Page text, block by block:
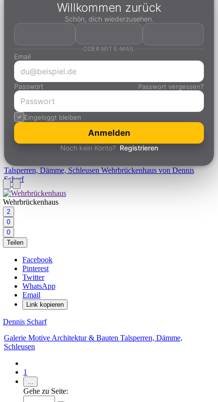
Willkommen zurück
Schön, dich wiederzusehen.
ODER MIT E-MAIL
Email
Passwort Passwort vergessen?
Eingeloggt bleiben
Anmelden
Noch kein Konto? Registrieren
Talsperren, Dämme, SchleusenWehrbrückenhaus von Dennis
Scharf
Wehrbrückenhaus
2
0
0
Teilen
Facebook
Pinterest
Twitter
WhatsApp
Email
Link kopieren
Dennis Scharf
Galerie Motive Architektur & Bauten Talsperren, Dämme,
Schleusen
1
…
Gehe zu Seite: